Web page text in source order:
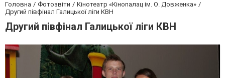
Головна Фотозвіти
Кінотеатр «Кінопалац ім. О. Довженка»
Другий півфінал Галицької ліги КВН
Другий півфінал Галицької ліги КВН